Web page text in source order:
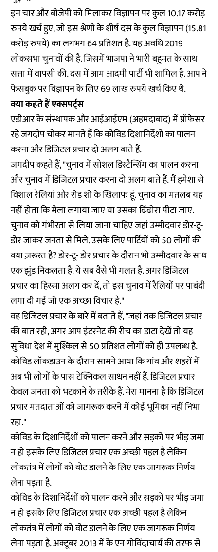
इन चार और बीजेपी को मिलाकर विज्ञापन पर कुल 10.17 करोड़
रुपये खर्च हुए, जो इस श्रेणी के शीर्ष दस के कुल विज्ञापन (15.81
करोड़ रुपये) का लगभग 64 प्रतिशत है. यह अवधि 2019
लोकसभा चुनावों की है. जिसमें भाजपा ने भारी बहुमत के साथ
सत्ता में वापसी की. दस में आम आदमी पार्टी भी शामिल है. आप ने
फेसबुक पर विज्ञापन के लिए 69 लाख रुपये खर्च किए थे.
क्या कहते हैं एक्सपर्ट्स
एडीआर के संस्थापक और आईआईएम (अहमदाबाद) में प्रॉफेसर
रहे जगदीप चोकर मानते हैं कि कोविड दिशानिर्देशों का पालन
करना और डिजिटल प्रचार दो अलग बाते हैं.
जगदीप कहते हैं, "चुनाव में सोशल डिस्टैन्सिंग का पालन करना
और चुनाव में डिजिटल प्रचार करना दो अलग बाते हैं. मैं हमेशा से
विशाल रैलियां और रोड शो के खिलाफ हूं. चुनाव का मतलब यह
नहीं होता कि मेला लगाया जाए या उसका ढिंढोरा पीटा जाए.
चुनाव को गंभीरता से लिया जाना चाहिए जहां उम्मीदवार डोर-टू-
डोर जाकर जनता से मिले. उसके लिए पार्टियों को 50 लोगों की
क्या ज़रूरत है? डोर-टू- डोर प्रचार के दौरान भी उम्मीदवार के साथ
एक झुंड निकलता है. ये सब वैसे भी गलत है. अगर डिजिटल
प्रचार का हिस्सा अलग कर दें, तो इस चुनाव में रैलियों पर पाबंदी
लगा दी गई जो एक अच्छा विचार है."
वह डिजिटल प्रचार के बारे में बताते हैं, "जहां तक डिजिटल प्रचार
की बात रही, अगर आप इंटरनेट की रीच का डाटा देखें तो यह
सुविधा देश में मुश्किल से 50 प्रतिशत लोगों को ही उपलब्ध है.
कोविड लॉकडाउन के दौरान सामने आया कि गांव और शहरों में
अब भी लोगों के पास टेक्निकल साधन नहीं हैं. डिजिटल प्रचार
केवल जनता को भटकाने के तरीके हैं. मेरा मानना है कि डिजिटल
प्रचार मतदाताओं को जागरूक करने में कोई भूमिका नहीं निभा
रहा."
कोविड के दिशानिर्देशों को पालन करने और सड़कों पर भीड़ जमा
न हो इसके लिए डिजिटल प्रचार एक अच्छी पहल है लेकिन
लोकतंत्र में लोगों को वोट डालने के लिए एक जागरूक निर्णय
लेना पड़ता है.
कोविड के दिशानिर्देशों को पालन करने और सड़कों पर भीड़ जमा
न हो इसके लिए डिजिटल प्रचार एक अच्छी पहल है लेकिन
लोकतंत्र में लोगों को वोट डालने के लिए एक जागरूक निर्णय
लेना पड़ता है. अक्टूबर 2013 में के एन गोविंदाचार्य की तरफ से